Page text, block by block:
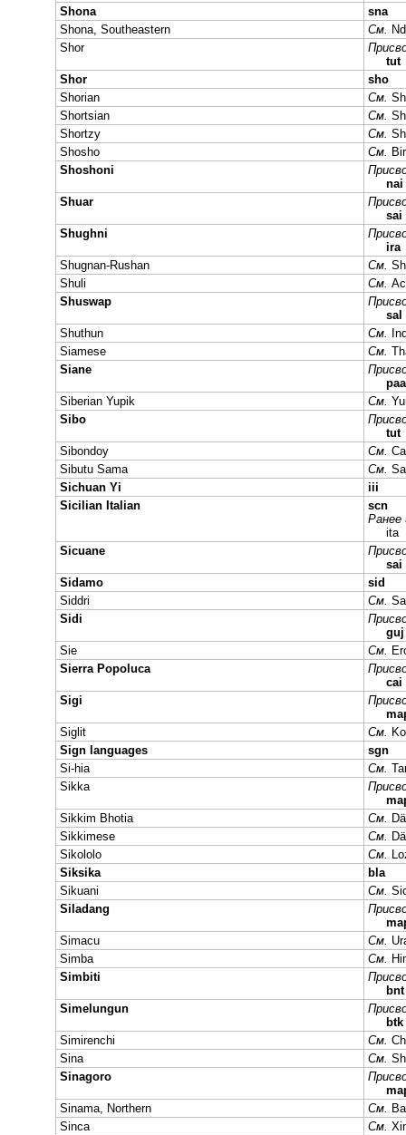
Shona
sna
Shona, Southeastern
См.
Shor
tut
Shor
sho
Shorian
См.
Shortsian
См.
Shortzy
См.
Shosho
См.
Shoshoni
nai
Shuar
sai
Shughni
ira
Shugnan-Rushan
См.
Shuli
См.
Shuswap
sal
Shuthun
См.
Siamese
См.
Siane
paa
Siberian Yupik
См.
Sibo
tut
Sibondoy
См.
Sibutu Sama
См.
Sichuan Yi
iii
Sicilian Italian
scn
Ранее
Sicuane
sai
Sidamo
sid
Siddri
См.
Sidi
Sie
См.
Sierra Popoluca
cai
Sigi
Siglit
См.
Sign languages
sgn
Si-hia
См.
Sikka
Sikkim Bhotia
См.
Sikkimese
См.
Sikololo
См.
Siksika
bla
Sikuani
См.
Siladang
Simacu
См.
Simba
См.
Simbiti
Simelungun
btk
Simirenchi
См.
Sina
См.
Sinagoro
Sinama, Northern
См.
Sinca
См.